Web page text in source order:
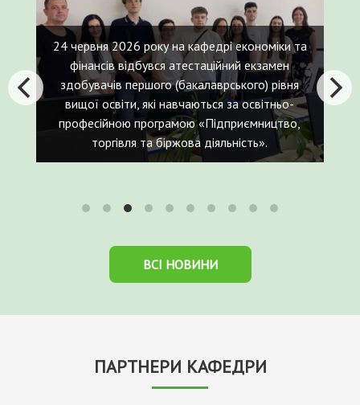
та
рівня
10 червня 2026 року відбувся захист
дисертаційної роботи аспіранта кафедри
економіки та фінансів – Олександра КУРАХА!
ВСІ НОВИНИ
ПАРТНЕРИ КАФЕДРИ